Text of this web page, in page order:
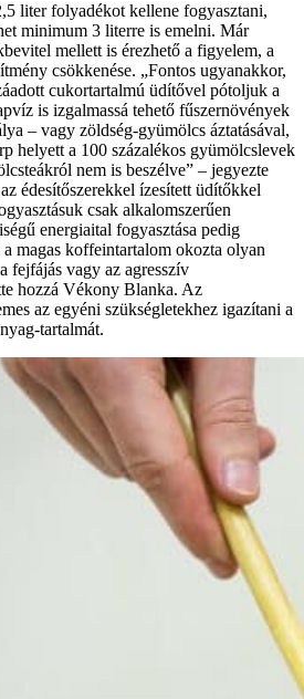
liter folyadékot kellene fogyasztani,
minimum 3 literre is emelni. Már
mellett is érezhető a figyelem, a
csökkenése. „Fontos ugyanakkor,
cukortartalmú üdítővel pótoljuk a
is izgalmassá tehető fűszernövények
– vagy zöldség-gyümölcs áztatásával,
helyett a 100 százalékos gyümölcslevek
nem is beszélve” – jegyezte
édesítőszerekkel ízesített üdítőkkel
csak alkalomszerűen
energiaital fogyasztása pedig
a magas koffeintartalom okozta olyan
fejfájás vagy az agresszív
hozzá Vékony Blanka. Az
az egyéni szükségletekhez igazítani a
tartalmát.